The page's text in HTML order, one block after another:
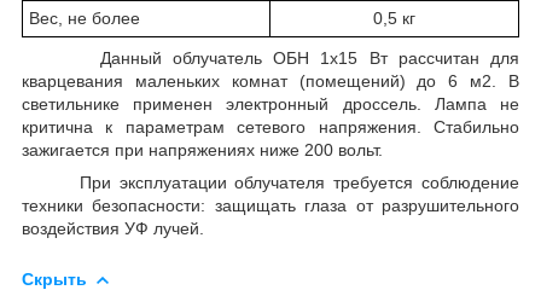
Вес, не более
0,5 кг
Данный облучатель ОБН 1х15 Вт рассчитан для
кварцевания маленьких комнат (помещений) до 6 м2 . В
светильнике применен электронный дроссель. Лампа не
критична к параметрам сетевого напряжения. Стабильно
зажигается при напряжениях ниже 200 вольт.
При эксплуатации облучателя требуется соблюдение
техники безопасности: защищать глаза от разрушительного
воздействия УФ лучей.
Скрыть